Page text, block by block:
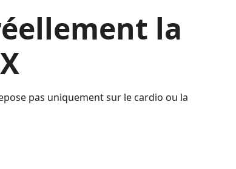
la
pas uniquement sur le cardio ou la